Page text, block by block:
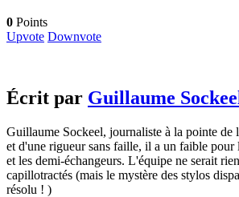
0 Points
Upvote Downvote
Écrit par Guillaume
Guillaume Sockeel, journaliste à la pointe de
et d'une rigueur sans faille, il a un faible pour
et les demi-échangeurs. L'équipe ne serait
capillotractés (mais le mystère des stylos
résolu ! )